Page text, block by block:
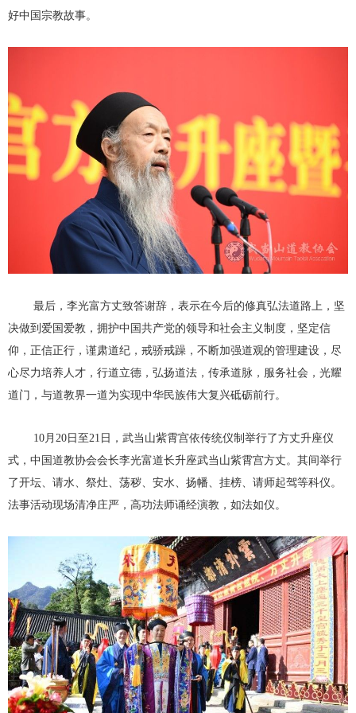
好中国宗教故事。
最后，李光富方丈致答谢辞，表示在今后的修真弘法道路上，坚
决做到爱国爱教，拥护中国共产党的领导和社会主义制度，坚定信
仰，正信正行，谨肃道纪，戒骄戒躁，不断加强道观的管理建设，尽
心尽力培养人才，行道立德，弘扬道法，传承道脉，服务社会，光耀
道门，与道教界一道为实现中华民族伟大复兴砥砺前行。
10月20日至21日，武当山紫霄宫依传统仪制举行了方丈升座仪
式，中国道教协会会长李光富道长升座武当山紫霄宫方丈。其间举行
了开坛、请水、祭灶、荡秽、安水、扬幡、挂榜、请师起驾等科仪。
法事活动现场清净庄严，高功法师诵经演教，如法如仪。